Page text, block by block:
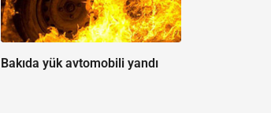
Bakıda yük avtomobili yandı